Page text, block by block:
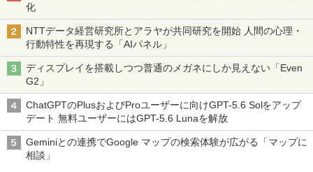
化
NTTデータ経営研究所とアラヤが共同研究を開始 人間の心理・
行動特性を再現する「AIパネル」
ディスプレイを搭載しつつ普通のメガネにしか見えない「Even
G2」
ChatGPTのPlusおよびProユーザーに向けGPT-5.6 Solをアップ
デート 無料ユーザーにはGPT-5.6 Lunaを解放
Geminiとの連携でGoogle マップの検索体験が広がる「マップに
相談」